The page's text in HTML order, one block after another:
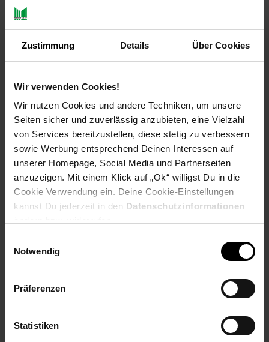
Zustimmung Details Über Cookies
Wir verwenden Cookies!
Wir nutzen Cookies und andere Techniken, um unsere
Seiten sicher und zuverlässig anzubieten, eine Vielzahl
von Services bereitzustellen, diese stetig zu verbessern
sowie Werbung entsprechend Deinen Interessen auf
unserer Homepage, Social Media und Partnerseiten
anzuzeigen. Mit einem Klick auf „Ok“ willigst Du in die
Cookie Verwendung ein. Deine Cookie-Einstellungen
kannst Du jederzeit in den Datenschutzinformationen
Notwendig
Präferenzen
Statistiken
Payback Punkte Basis°Punkte:
145
Extra°Punkte:
0
Produktbeschreibung
Die herkömmliche Breitband- oder Kabelinstallation ist teuer
und zeitaufwändig für Ihr Ferienhaus, Ihren Bauernhof oder Ihr
auch Kurzzeitvermietungen, Pop-up-Lokalen und temporären
Geschäften Kopfzerbrechen, wenn es um den Zugang zum
blockierungsfreie Netzwerkinstallation. Stecken Sie Ihre SIM-
Karte ein und genießen Sie High-Speed-Internet! Ausgestattet
Mesh WiFi einen enormen Zuwachs an Abdeckung,
Geschwindigkeit und Gesamtkapazität. Nutzen Sie das